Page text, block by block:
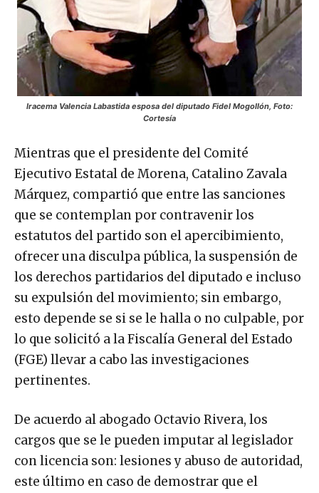
Iracema Valencia Labastida esposa del diputado Fidel Mogollón, Foto:
Cortesía
Mientras que el presidente del Comité
Ejecutivo Estatal de Morena, Catalino Zavala
Márquez, compartió que entre las sanciones
que se contemplan por contravenir los
estatutos del partido son el apercibimiento,
ofrecer una disculpa pública, la suspensión de
los derechos partidarios del diputado e incluso
su expulsión del movimiento; sin embargo,
esto depende se si se le halla o no culpable, por
lo que solicitó a la Fiscalía General del Estado
(FGE) llevar a cabo las investigaciones
pertinentes.
De acuerdo al abogado Octavio Rivera, los
cargos que se le pueden imputar al legislador
con licencia son: lesiones y abuso de autoridad,
este último en caso de demostrar que el